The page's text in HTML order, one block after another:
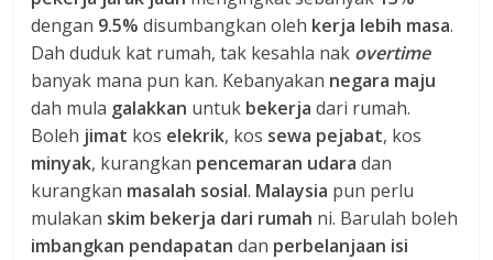
dengan 9.5%disumbangkan oleh kerja lebih masa.
Dah duduk kat rumah, tak kesahla nak overtime
banyak mana pun kan. Kebanyakan negara maju
dah mula galakkan untuk bekerjadari rumah.
Boleh jimat kos elekrik, kos sewa pejabat, kos
minyak, kurangkan pencemaran udaradan
kurangkan masalah sosial. Malaysia pun perlu
mulakan skim bekerja dari rumah ni. Barulah boleh
imbangkan pendapatandan perbelanjaan isi